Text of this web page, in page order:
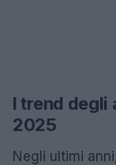
I trend degli
2025
Negli ultimi